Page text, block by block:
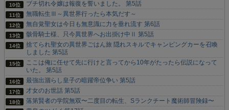
ブチ切れ令嬢は報復を誓いました。 第5話
無職転生Ⅲ～異世界行ったら本気だす～
無自覚聖女は今日も無意識に力を垂れ流す 第6話
骸骨騎士様、只今異世界へお出掛け中Ⅱ 第5話
捨てられ聖女の異世界ごはん旅 隠れスキルでキャンピングカーを召喚
しました 第5話
ここは俺に任せて先に行けと言ってから10年がたったら伝説になって
いた。 第5話
最強出涸らし皇子の暗躍帝位争い 第5話
才女のお世話 第5話
落第賢者の学院無双〜二度目の転生、Sランクチート魔術師冒険録〜